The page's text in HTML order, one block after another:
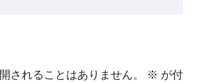
されることはありません。 ※ が付